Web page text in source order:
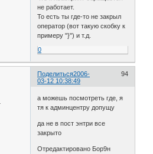
не работает.
То есть ты где-то не закрыл
оператор (вот такую скобку к
примеру "}") и т.д.
0
Поделиться 94
2006-
03-12 10:38:49
а можешь посмотреть где, я
тя к админцентру допущу
да не в пост энтри все
закрыто
Отредактировано Бор9н